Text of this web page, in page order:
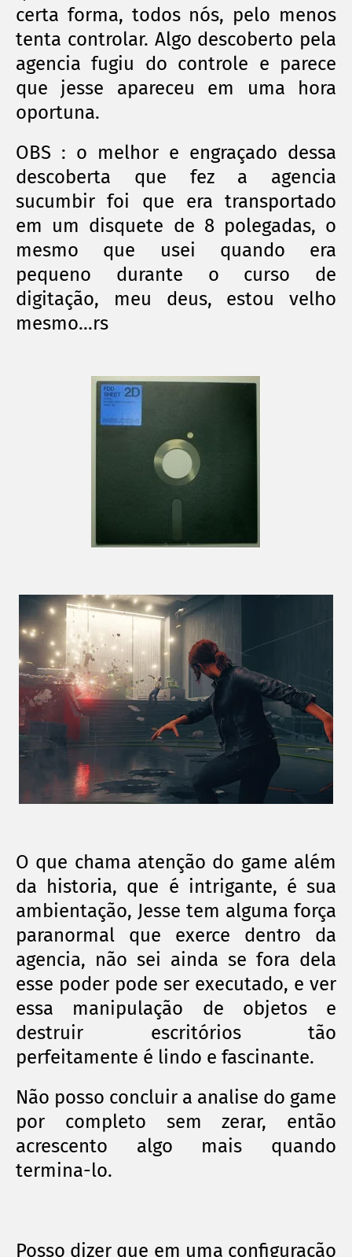
certa forma, todos nós, pelo menos
tenta controlar. Algo descoberto pela
agencia fugiu do controle e parece
que jesse apareceu em uma hora
oportuna.
OBS : o melhor e engraçado dessa
descoberta que fez a agencia
sucumbir foi que era transportado
em um disquete de 8 polegadas, o
mesmo que usei quando era
pequeno durante o curso de
digitação, meu deus, estou velho
mesmo...rs
O que chama atenção do game além
da historia, que é intrigante, é sua
ambientação, Jesse tem alguma força
paranormal que exerce dentro da
agencia, não sei ainda se fora dela
esse poder pode ser executado, e ver
essa manipulação de objetos e
destruir escritórios tão
perfeitamente é lindo e fascinante.
Não posso concluir a analise do game
por completo sem zerar, então
acrescento algo mais quando
termina-lo.
Posso dizer que em uma configuração